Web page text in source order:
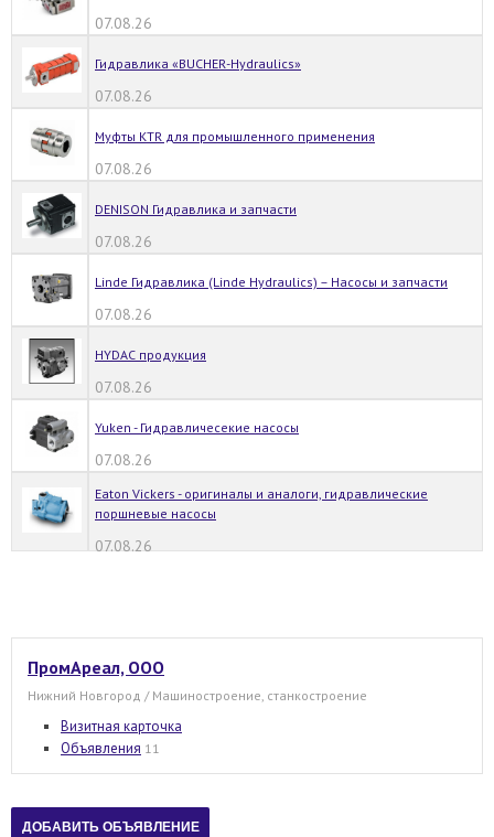
07.08.26
Гидравлика «BUCHER-Hydraulics»
07.08.26
Муфты KTR для промышленного применения
07.08.26
DENISON Гидравлика и запчасти
07.08.26
Linde Гидравлика (Linde Hydraulics) – Насосы и запчасти
07.08.26
HYDAC продукция
07.08.26
Yuken - Гидравличесекие насосы
07.08.26
Eaton Vickers - оригиналы и аналоги, гидравлические
поршневые насосы
07.08.26
ПромАреал, ООО
Нижний Новгород / Машиностроение, станкостроение
Визитная карточка
Объявления 11